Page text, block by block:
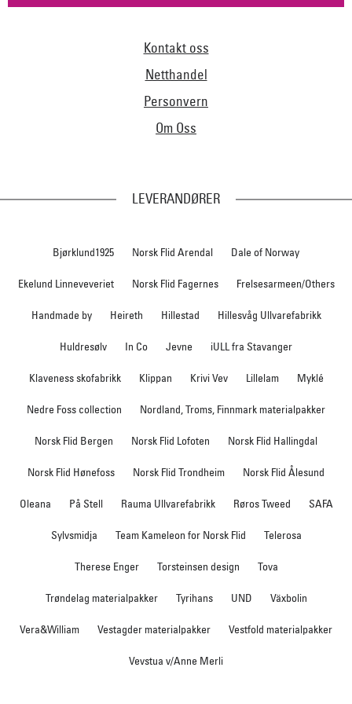
Kontakt oss
Netthandel
Personvern
Om Oss
LEVERANDØRER
Bjørklund1925 Norsk Flid Arendal Dale of Norway
Ekelund Linneveveriet Norsk Flid Fagernes Frelsesarmeen/Others
Handmade by Heireth Hillestad Hillesvåg Ullvarefabrikk
Huldresølv In Co Jevne iULL fra Stavanger
Klaveness skofabrikk Klippan Krivi Vev Lillelam Myklé
Nedre Foss collection Nordland, Troms, Finnmark materialpakker
Norsk Flid Bergen Norsk Flid Lofoten Norsk Flid Hallingdal
Norsk Flid Hønefoss Norsk Flid Trondheim Norsk Flid Ålesund
Oleana På Stell Rauma Ullvarefabrikk Røros Tweed SAFA
Sylvsmidja Team Kameleon for Norsk Flid Telerosa
Therese Enger Torsteinsen design Tova
Trøndelag materialpakker Tyrihans UND Växbolin
Vera&William Vestagder materialpakker Vestfold materialpakker
Vevstua v/Anne Merli